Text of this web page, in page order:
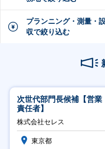
プランニング・測量・
収で絞り込む
次世代部門長候補【営
責任者】
株式会社セレス
東京都